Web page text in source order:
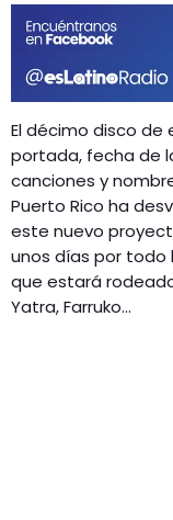
INICIO
RADIO
CONTACTO
El décimo disco de
portada, fecha de
canciones y
Puerto Rico ha
este nuevo
unos días por todo
que estará
Yatra, Farruko…